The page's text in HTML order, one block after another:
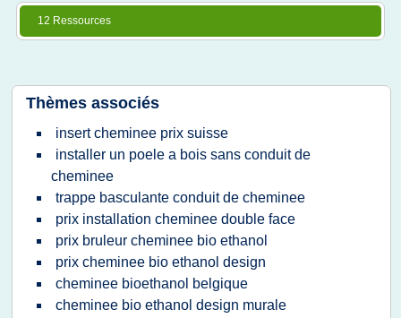
12 Ressources
Thèmes associés
insert cheminee prix suisse
installer un poele a bois sans conduit de
cheminee
trappe basculante conduit de cheminee
prix installation cheminee double face
prix bruleur cheminee bio ethanol
prix cheminee bio ethanol design
cheminee bioethanol belgique
cheminee bio ethanol design murale